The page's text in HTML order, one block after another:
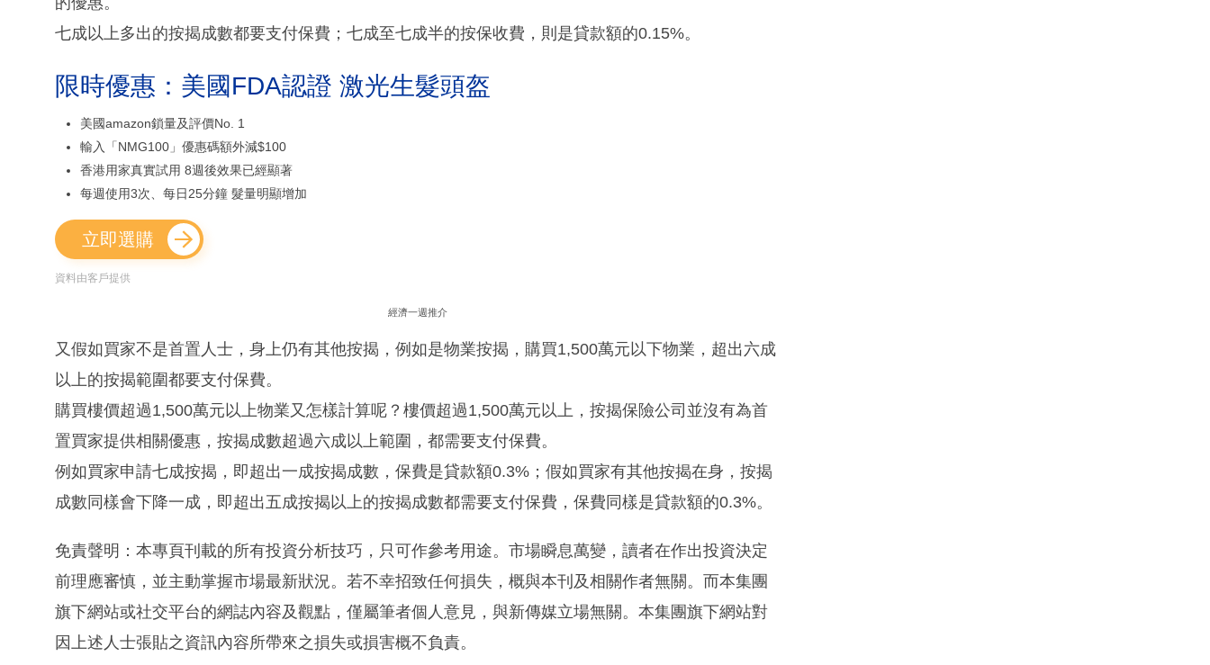
七成以上多出的按揭成數都要支付保費；七成至七成半的按保收費，則是貸款額的0.15%。
限時優惠：美國FDA認證 激光生髮頭盔
美國amazon鎖量及評價No. 1
輸入「NMG100」優惠碼額外減$100
香港用家真實試用 8週後效果已經顯著
每週使用3次、每日25分鐘 髮量明顯增加
立即選購
資料由客戶提供
經濟一週推介
又假如買家不是首置人士，身上仍有其他按揭，例如是物業按揭，購買1,500萬元以下物業，超出六成
以上的按揭範圍都要支付保費。
購買樓價超過1,500萬元以上物業又怎樣計算呢？樓價超過1,500萬元以上，按揭保險公司並沒有為首
置買家提供相關優惠，按揭成數超過六成以上範圍，都需要支付保費。
例如買家申請七成按揭，即超出一成按揭成數，保費是貸款額0.3%；假如買家有其他按揭在身，按揭
成數同樣會下降一成，即超出五成按揭以上的按揭成數都需要支付保費，保費同樣是貸款額的0.3%。
免責聲明：本專頁刊載的所有投資分析技巧，只可作參考用途。市場瞬息萬變，讀者在作出投資決定
前理應審慎，並主動掌握市場最新狀況。若不幸招致任何損失，概與本刊及相關作者無關。而本集團
旗下網站或社交平台的網誌內容及觀點，僅屬筆者個人意見，與新傳媒立場無關。本集團旗下網站對
因上述人士張貼之資訊內容所帶來之損失或損害概不負責。